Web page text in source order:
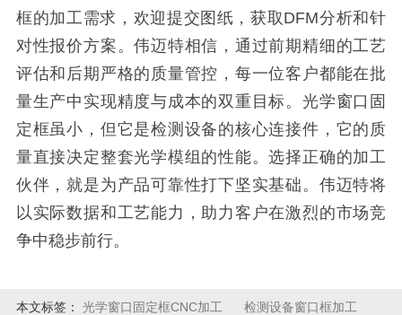
框的加工需求，欢迎提交图纸，获取DFM分析和针
对性报价方案。伟迈特相信，通过前期精细的工艺
评估和后期严格的质量管控，每一位客户都能在批
量生产中实现精度与成本的双重目标。光学窗口固
定框虽小，但它是检测设备的核心连接件，它的质
量直接决定整套光学模组的性能。选择正确的加工
伙伴，就是为产品可靠性打下坚实基础。伟迈特将
以实际数据和工艺能力，助力客户在激烈的市场竞
争中稳步前行。
本文标签： 光学窗口固定框CNC加工 检测设备窗口框加工